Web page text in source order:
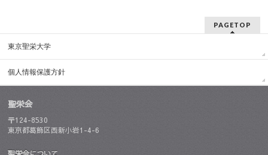
PAGETOP
東京聖栄大学
個人情報保護方針
聖栄会
〒124-8530
東京都葛飾区西新小岩1-4-6
聖栄会について